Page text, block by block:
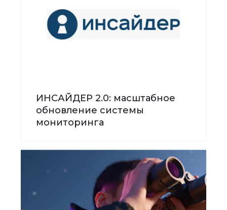
ИНСАЙДЕР 2.0: масштабное
обновление системы
мониторинга